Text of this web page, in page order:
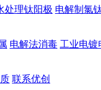
处理钛阳极 电解制氯
电解法消毒 工业电镀
联系优创